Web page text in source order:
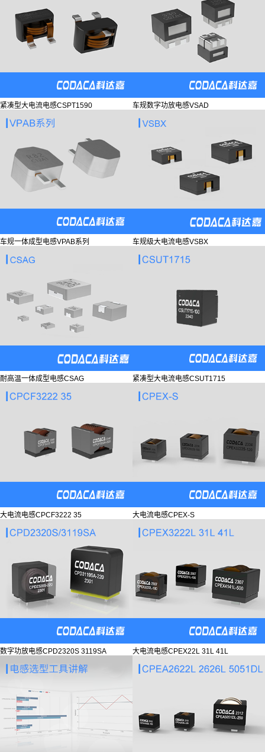
紧凑型大电流电感CSPT1590 车规数字功放电感VSAD
车规一体成型电感VPAB系列 车规级大电流电感VSBX
耐高温一体成型电感CSAG 紧凑型大电流电感CSUT1715
大电流电感CPCF3222 35 大电流电感CPEX-S
数字功放电感CPD2320S 3119SA 大电流电感CPEX22L 31L 41L